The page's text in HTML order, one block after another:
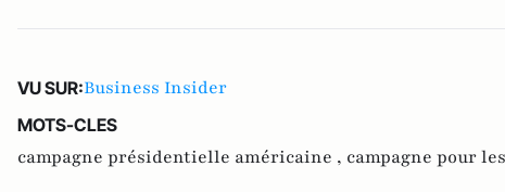
VU SUR:Business Insider
MOTS-CLES
campagne présidentielle américaine , campagne pour